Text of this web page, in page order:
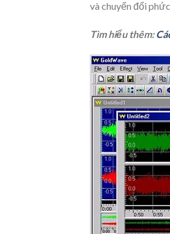
và chuyển đổi
Tìm hiểu thêm: